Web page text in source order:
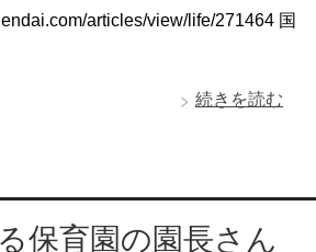
articles/view/life/271464 国
続きを読む
保育園の園長さん